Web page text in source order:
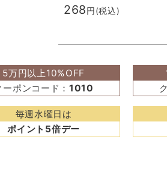
268円(税込)
5万円以上10%OFF
ーポンコード：1010
毎週水曜日は
ポイント5倍デー